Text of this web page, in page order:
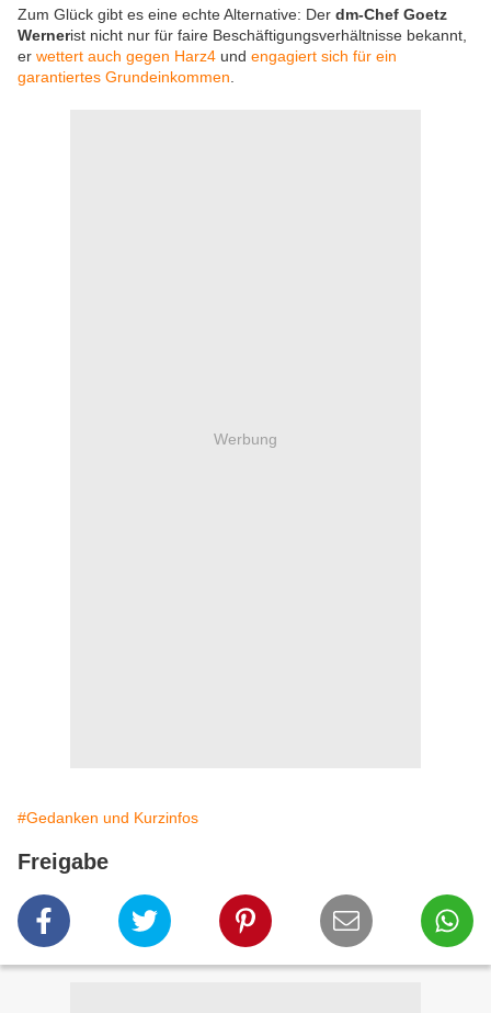
Zum Glück gibt es eine echte Alternative: Der dm-Chef Goetz
Wernerist nicht nur für faire Beschäftigungsverhältnisse bekannt,
er wettert auch gegen Harz4 und engagiert sich für ein
garantiertes Grundeinkommen
Werbung
#Gedanken und Kurzinfos
Freigabe